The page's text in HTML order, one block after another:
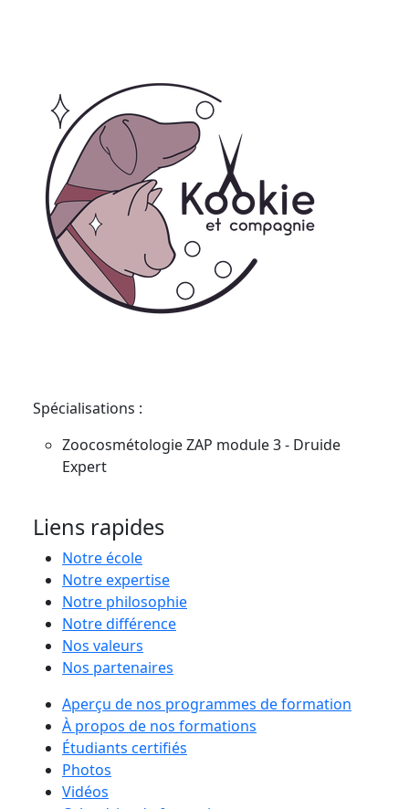
Spécialisations :
Zoocosmétologie ZAP module 3 - Druide
Expert
Liens rapides
Notre école
Notre expertise
Notre philosophie
Notre différence
Nos valeurs
Nos partenaires
Aperçu de nos programmes de formation
À propos de nos formations
Étudiants certifiés
Photos
Vidéos